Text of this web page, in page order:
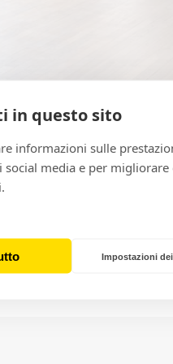
alla Galerie
in questo sito
informazioni sulle
media e per migliorare
Impostazioni